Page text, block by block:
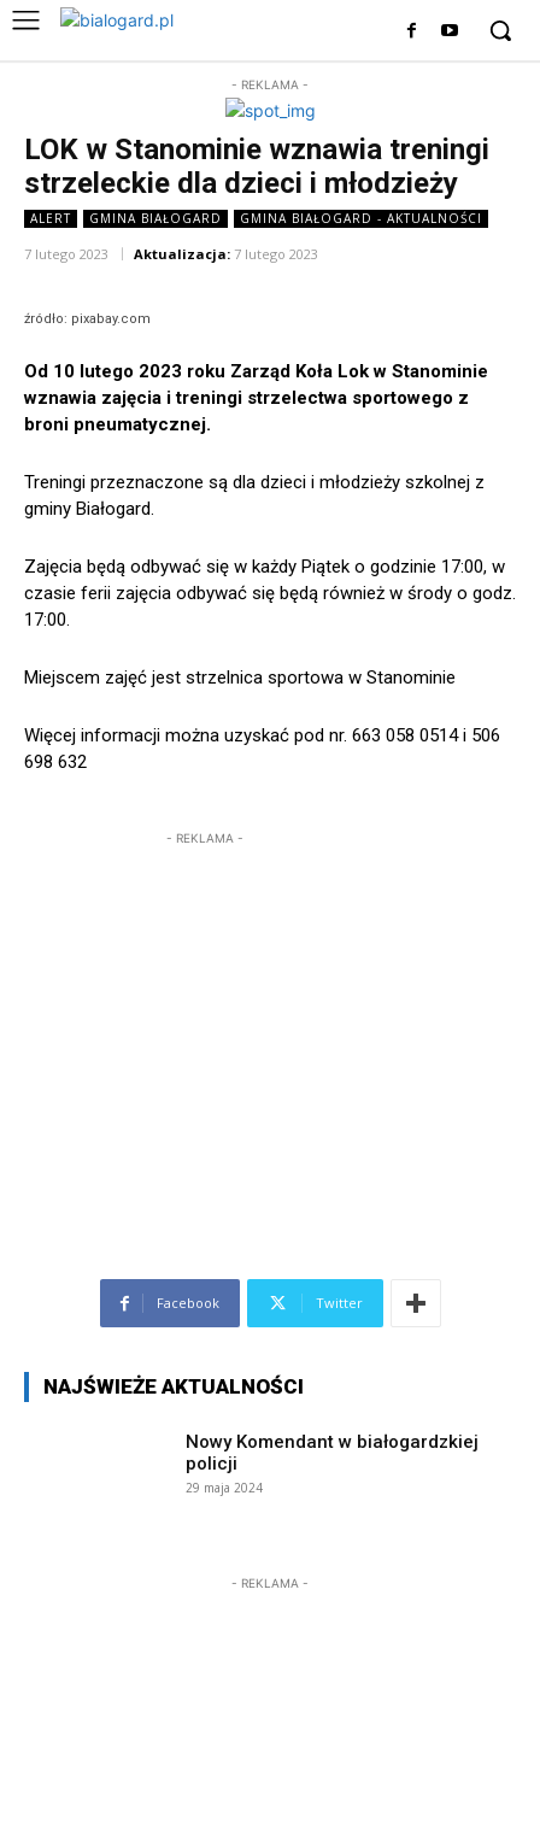
- REKLAMA -
LOK w Stanominie wznawia treningi
strzeleckie dla dzieci i młodzieży
ALERT GMINA BIAŁOGARD GMINA BIAŁOGARD - AKTUALNOŚCI
7 lutego 2023 Aktualizacja: 7 lutego 2023
źródło: pixabay.com
Od 10 lutego 2023 roku Zarząd Koła Lok w Stanominie
wznawia zajęcia i treningi strzelectwa sportowego z
broni pneumatycznej.
Treningi przeznaczone są dla dzieci i młodzieży szkolnej z
gminy Białogard.
Zajęcia będą odbywać się w każdy Piątek o godzinie 17:00, w
czasie ferii zajęcia odbywać się będą również w środy o godz.
17:00.
Miejscem zajęć jest strzelnica sportowa w Stanominie
Więcej informacji można uzyskać pod nr. 663 058 0514 i 506
698 632
- REKLAMA -
Facebook Twitter
NAJŚWIEŻE AKTUALNOŚCI
Nowy Komendant w białogardzkiej
policji
29 maja 2024
- REKLAMA -